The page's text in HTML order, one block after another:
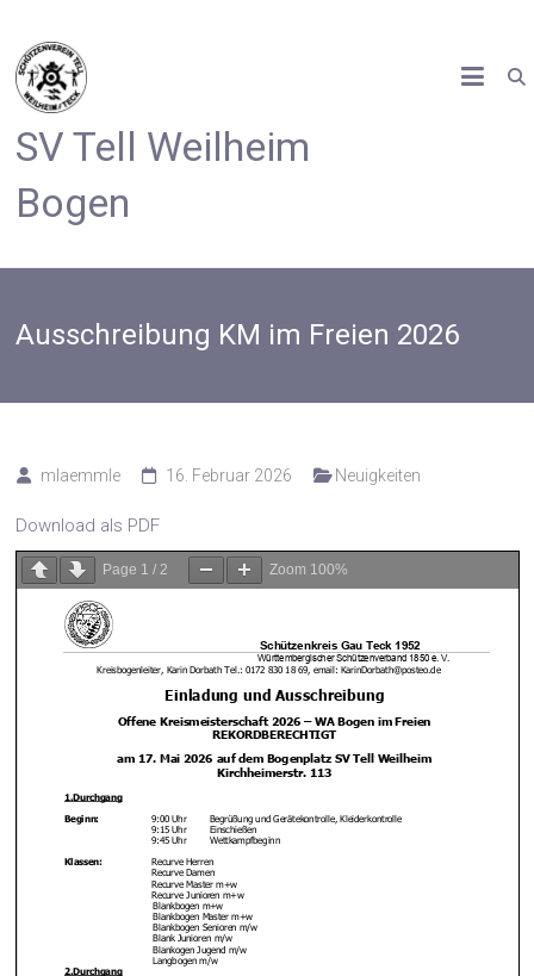
Inhalt
springen
SV Tell Weilheim
Bogen
Ausschreibung KM im Freien 2026
mlaemmle 16. Februar 2026 Neuigkeiten
Download als PDF
Page 1 /2 Zoom 100%